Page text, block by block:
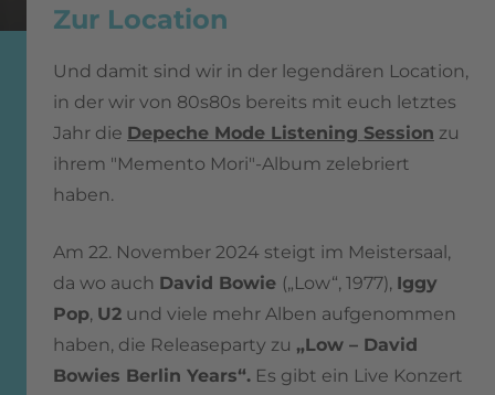
Zur Location
Und damit sind wir in der legendären Location,
in der wir von 80s80s bereits mit euch letztes
Jahr die Depeche Mode Listening Session zu
ihrem "Memento Mori"-Album zelebriert
haben.
Am 22. November 2024 steigt im Meistersaal,
da wo auch David Bowie („Low“, 1977), Iggy
Pop, U2 und viele mehr Alben aufgenommen
haben, die Releaseparty zu „Low – David
Bowies Berlin Years“. Es gibt ein Live Konzert